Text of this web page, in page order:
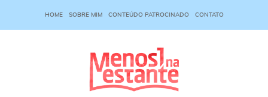
HOME SOBRE MIM CONTEÚDO PATROCINADO CONTATO